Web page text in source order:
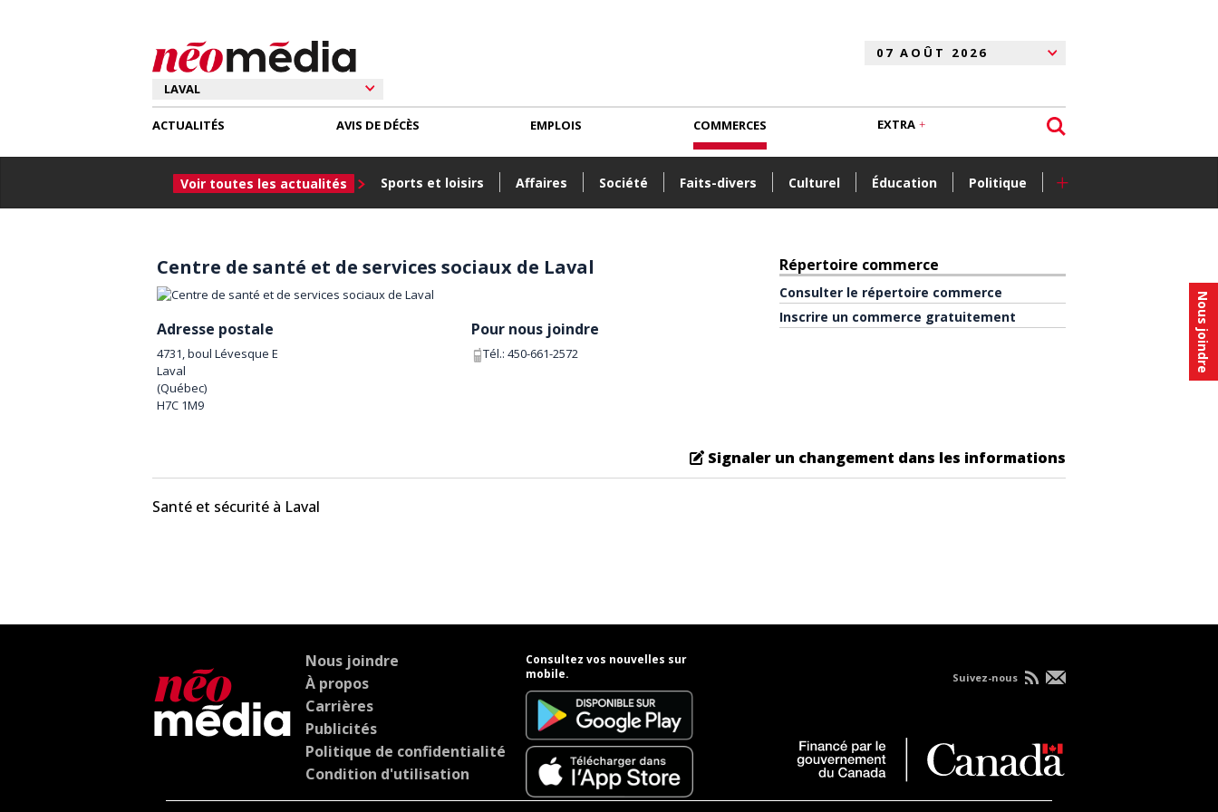
Nous joindre
ACTUALITÉS
Voir toutes les actualités Sports et loisirs Affaires Société Faits-divers Culturel Éducation Politique +
AVIS DE DÉCÈS EMPLOIS COMMERCES EXTRA
Centre de santé et de services sociaux de Laval
Adresse postale
4731, boul Lévesque E
Laval
(Québec)
H7C 1M9
Pour nous joindre
Tél.: 450-661-2572
Répertoire commerce
Consulter le répertoire commerce
Inscrire un commerce gratuitement
Signaler un changement dans les informations
Santé et sécurité à Laval
Nous joindre
À propos
Carrières
Publicités
Politique de confidentialité
Condition d'utilisation
Consultez vos nouvelles sur
mobile.
Suivez-nous